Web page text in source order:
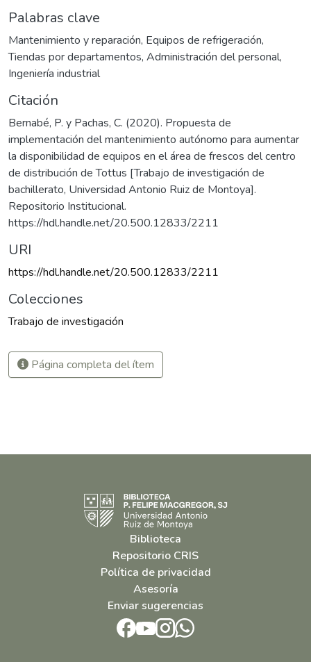
Palabras clave
Mantenimiento y reparación, Equipos de refrigeración,
Tiendas por departamentos, Administración del personal,
Ingeniería industrial
Citación
Bernabé, P. y Pachas, C. (2020). Propuesta de
implementación del mantenimiento autónomo para aumentar
la disponibilidad de equipos en el área de frescos del centro
de distribución de Tottus [Trabajo de investigación de
bachillerato, Universidad Antonio Ruiz de Montoya].
Repositorio Institucional.
https://hdl.handle.net/20.500.12833/2211
URI
https://hdl.handle.net/20.500.12833/2211
Colecciones
Trabajo de investigación
Página completa del ítem
Biblioteca
Repositorio CRIS
Política de privacidad
Asesoría
Enviar sugerencias